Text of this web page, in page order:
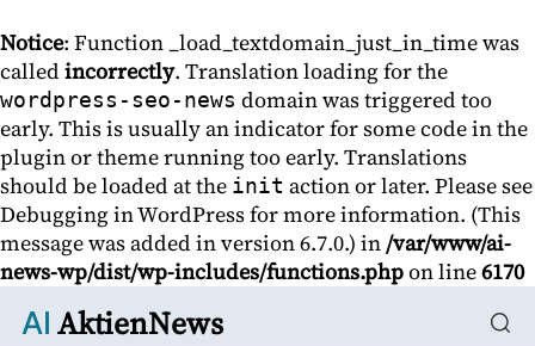
Notice: Function _load_textdomain_just_in_time was
called incorrectly. Translation loading for the
wordpress-seo-news domain was triggered too
early. This is usually an indicator for some code in the
plugin or theme running too early. Translations
should be loaded at the init action or later. Please see
Debugging in WordPressfor more information. (This
message was added in version 6.7.0.) in/var/www/ai-
news-wp/dist/wp-includes/functions.phpon line6170
AI AktienNews